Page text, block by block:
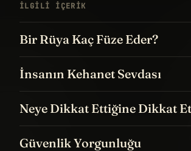
İLGILI IÇERIK
Bir Rüya Kaç Füze Eder?
İnsanın Kehanet Sevdası
Neye Dikkat Ettiğine Dikkat Et
Güvenlik Yorgunluğu